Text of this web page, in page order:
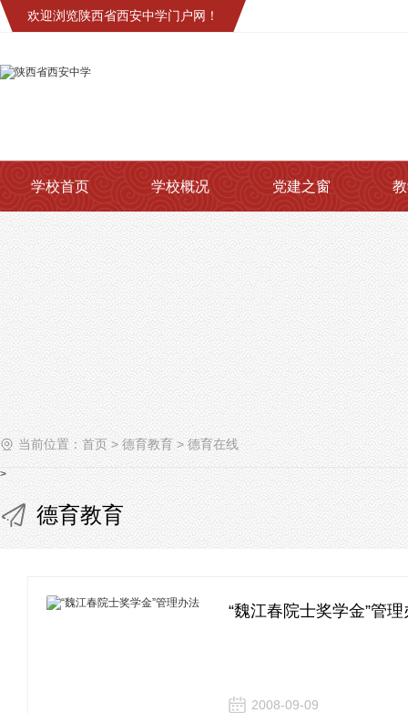
欢迎浏览陕西省西安中学门户网！
学校首页 学校概况 党建之窗
当前位置： 首页 > 德育教育 > 德育在线
>
德育教育
“魏江春院士奖学金”管
2008-09-09